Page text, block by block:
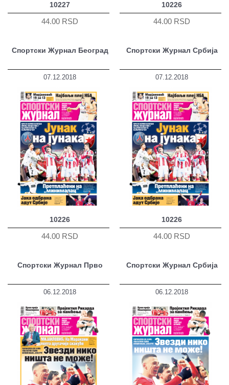
10227
44.00 RSD
10226
44.00 RSD
Спортски Журнал Београд
07.12.2018
10226
44.00 RSD
Спортски Журнал Србија
07.12.2018
10226
44.00 RSD
Спортски Журнал Прво
06.12.2018
Спортски Журнал Србија
06.12.2018